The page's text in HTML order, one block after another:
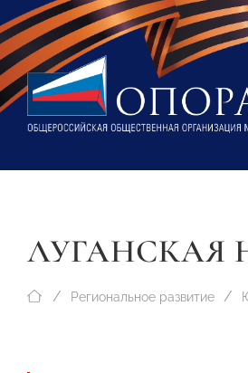
ЛУГАНСКАЯ
Региональное развитие